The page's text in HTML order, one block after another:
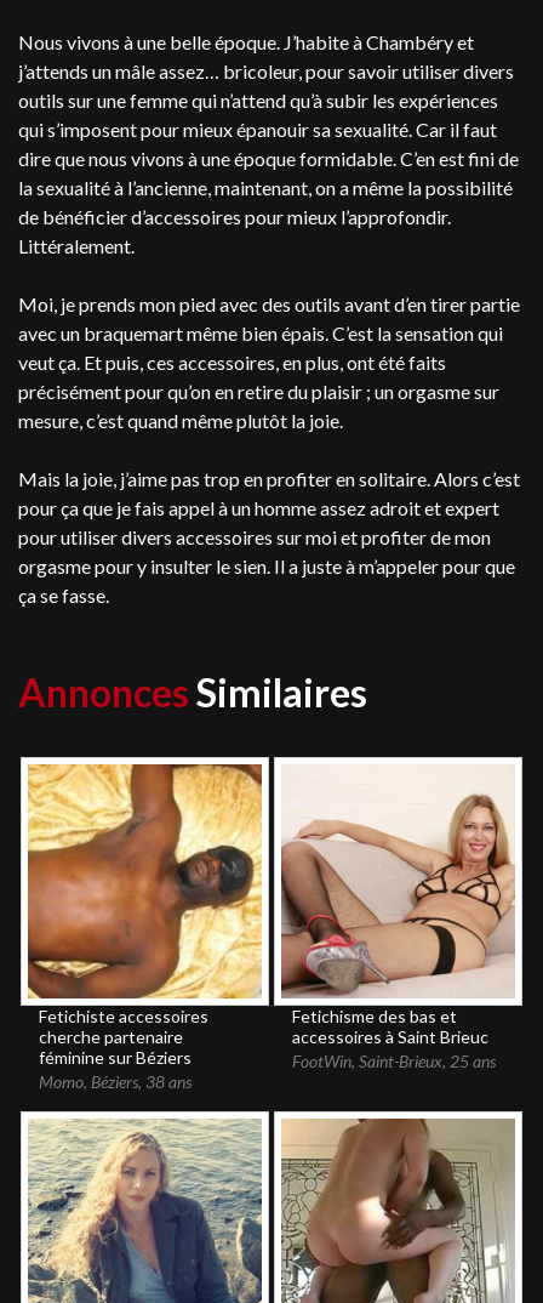
Nous vivons à une belle époque. J’habite à Chambéry et
j’attends un mâle assez… bricoleur, pour savoir utiliser divers
outils sur une femme qui n’attend qu’à subir les expériences
qui s’imposent pour mieux épanouir sa sexualité. Car il faut
dire que nous vivons à une époque formidable. C’en est fini de
la sexualité à l’ancienne, maintenant, on a même la possibilité
de bénéficier d’accessoires pour mieux l’approfondir.
Littéralement.
Moi, je prends mon pied avec des outils avant d’en tirer partie
avec un braquemart même bien épais. C’est la sensation qui
veut ça. Et puis, ces accessoires, en plus, ont été faits
précisément pour qu’on en retire du plaisir ; un orgasme sur
mesure, c’est quand même plutôt la joie.
Mais la joie, j’aime pas trop en profiter en solitaire. Alors c’est
pour ça que je fais appel à un homme assez adroit et expert
pour utiliser divers accessoires sur moi et profiter de mon
orgasme pour y insulter le sien. Il a juste à m’appeler pour que
ça se fasse.
AnnoncesSimilaires
Fetichiste accessoires
cherche partenaire
féminine sur Béziers
Momo, Béziers, 38 ans
Fetichisme des bas et
accessoires à Saint Brieuc
FootWin,Saint-Brieux, 25 ans